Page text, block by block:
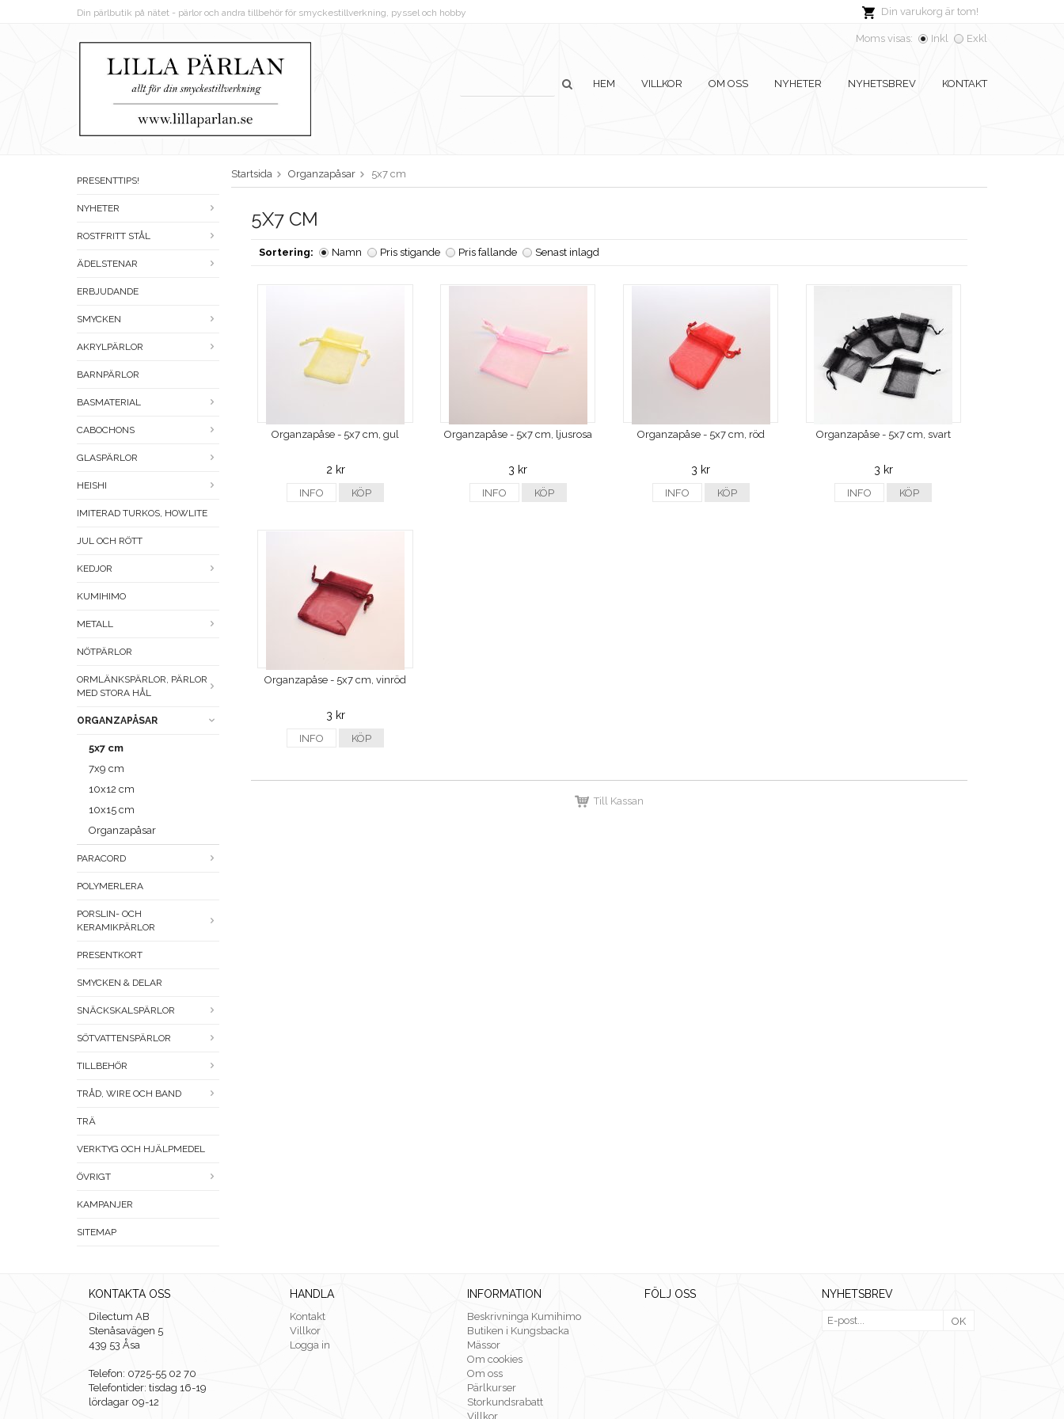
Din varukorg är tom!
Din pärlbutik på nätet - pärlor och andra tillbehör för smyckestillverkning, pyssel och hobby
Moms visas: Inkl Exkl
HEM VILLKOR OM OSS NYHETER NYHETSBREV KONTAKT
PRESENTTIPS!
NYHETER
ROSTFRITT STÅL
ÄDELSTENAR
ERBJUDANDE
SMYCKEN
AKRYLPÄRLOR
BARNPÄRLOR
BASMATERIAL
CABOCHONS
GLASPÄRLOR
HEISHI
IMITERAD TURKOS, HOWLITE
JUL OCH RÖTT
KEDJOR
KUMIHIMO
METALL
NÖTPÄRLOR
ORMLÄNKSPÄRLOR, PÄRLOR
MED STORA HÅL
ORGANZAPÅSAR
5x7 cm
7x9 cm
10x12 cm
10x15 cm
Organzapåsar
PARACORD
POLYMERLERA
PORSLIN- OCH
KERAMIKPÄRLOR
PRESENTKORT
SMYCKEN & DELAR
SNÄCKSKALSPÄRLOR
SÖTVATTENSPÄRLOR
TILLBEHÖR
TRÅD, WIRE OCH BAND
TRÄ
VERKTYG OCH HJÄLPMEDEL
ÖVRIGT
KAMPANJER
SITEMAP
Startsida Organzapåsar 5x7 cm
5X7 CM
Sortering: Namn Pris stigande Pris fallande Senast inlagd
Organzapåse - 5x7 cm, gul
2 kr
INFO KÖP
Organzapåse - 5x7 cm, ljusrosa
3 kr
INFO KÖP
Organzapåse - 5x7 cm, röd
3 kr
INFO KÖP
Organzapåse - 5x7 cm, svart
3 kr
INFO KÖP
Organzapåse - 5x7 cm, vinröd
3 kr
INFO KÖP
Till Kassan
KONTAKTA OSS
Dilectum AB
Stenåsavägen 5
439 53 Åsa
Telefon: 0725-55 02 70
Telefontider: tisdag 16-19
lördagar 09-12
HANDLA
Kontakt
Villkor
Logga in
INFORMATION
Beskrivninga Kumihimo
Butiken i Kungsbacka
Mässor
Om cookies
Om oss
Pärlkurser
Storkundsrabatt
Villkor
FÖLJ OSS NYHETSBREV
OK